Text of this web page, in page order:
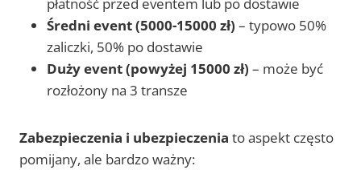
płatność przed eventem lub po dostawie
Średni event (5000-15000 zł) – typowo 50%
zaliczki, 50% po dostawie
Duży event (powyżej 15000 zł) – może być
rozłożony na 3 transze
Zabezpieczenia i ubezpieczenia to aspekt często
pomijany, ale bardzo ważny: